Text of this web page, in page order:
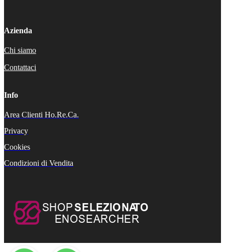
Azienda
Chi siamo
Contattaci
Info
Area Clienti Ho.Re.Ca.
Privacy
Cookies
Condizioni di Vendita